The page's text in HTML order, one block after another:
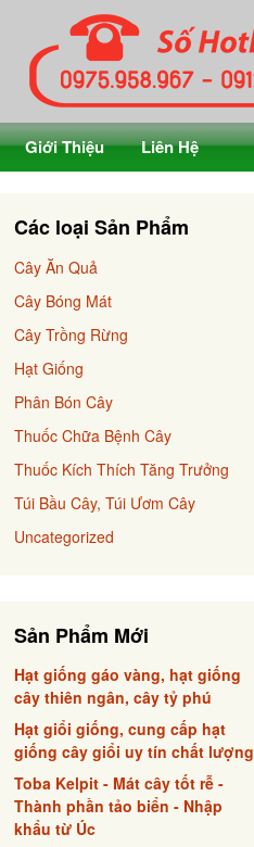
Giới Thiệu Liên Hệ
Các loại Sản Phẩm
Cây Ăn Quả
Cây Bóng Mát
Cây Trồng Rừng
Hạt Giống
Phân Bón Cây
Thuốc Chữa Bệnh Cây
Thuốc Kích Thích Tăng Trưởng
Túi Bầu Cây, Túi Ươm Cây
Uncategorized
Sản Phẩm Mới
Hạt giống gáo vàng, hạt giống
cây thiên ngân, cây tỷ phú
Hạt giổi giống, cung cấp hạt
giống cây giổi uy tín chất lượng
Toba Kelpit - Mát cây tốt rễ -
Thành phần tảo biển - Nhập
khẩu từ Úc